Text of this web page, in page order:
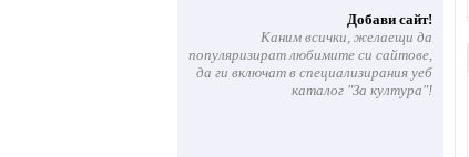
Добави сайт!
Каним всички, желаещи да
популяризират любимите си сайтове,
да ги включат в специализирания уеб
каталог "За култура"!